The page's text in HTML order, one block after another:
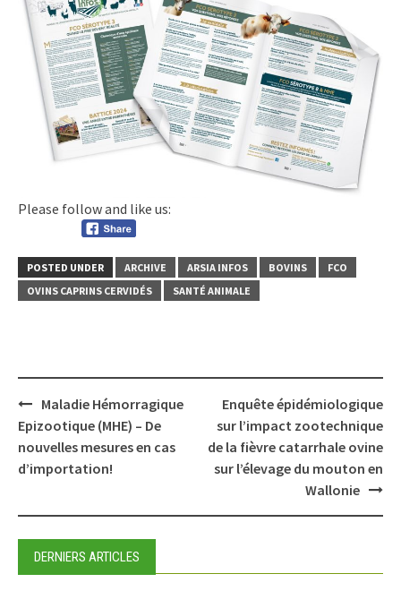
Please follow and like us:
POSTED UNDER ARCHIVE ARSIA INFOS BOVINS
FCO
OVINS CAPRINS CERVIDÉS
SANTÉ ANIMALE
Post
navigation
Maladie Hémorragique
Epizootique (MHE) – De
nouvelles mesures en cas
d’importation!
Enquête épidémiologique
sur l’impact zootechnique
de la fièvre catarrhale ovine
sur l’élevage du mouton en
Wallonie
DERNIERS ARTICLES